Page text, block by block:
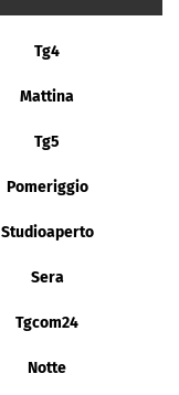
Tg4
Mattina
Tg5
Pomeriggio
Studioaperto
Sera
Tgcom24
Notte